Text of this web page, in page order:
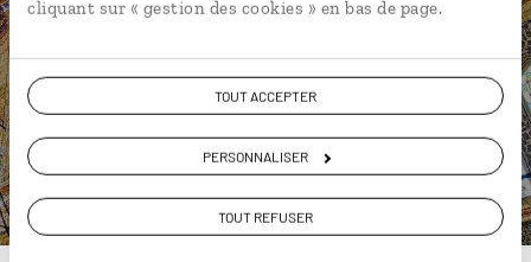
cliquant sur « gestion des cookies » en bas de page.
TOUT ACCEPTER
PERSONNALISER
TOUT REFUSER
ou
Construisez votre voyage avec un spécialiste Turquie
01 86 95 65 54